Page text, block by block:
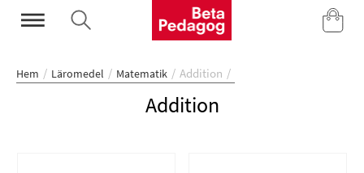
Mina Sidor
Hem Läromedel Matematik Addition
Addition